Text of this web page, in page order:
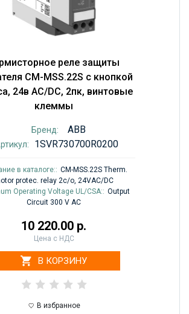
реле защиты
CM-MSS.22S с кнопкой
24в AC/DC, 2пк, винтовые
клеммы
Бренд: ABB
1SVR730700R0200
в каталоге:: CM-MSS.22S Therm.
protec. relay 2c/o, 24VAC/DC
Operating Voltage UL/CSA:: Output
Circuit 300 V AC
10 220.00 р.
Цена с НДС
В КОРЗИНУ
В избранное